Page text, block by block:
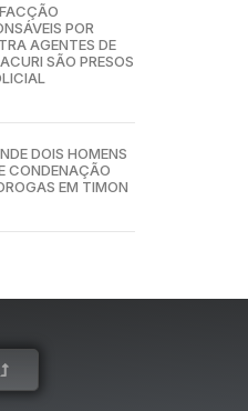
POR
AGENTES DE
SÃO PRESOS
DOIS HOMENS
CONDENAÇÃO
EM TIMON